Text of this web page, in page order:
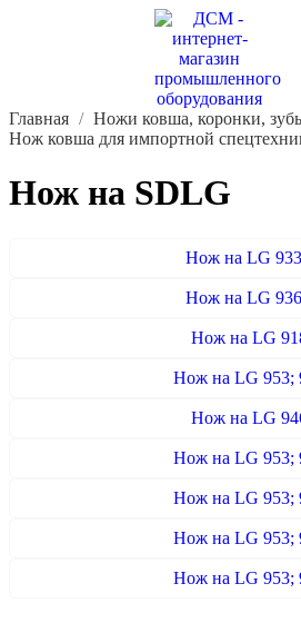
Главная Ножи ковша, коронки,
Нож ковша для импортной
Нож на SDLG
Нож на LG
Нож на LG
Нож на LG
Нож на LG 953;
Нож на LG
Нож на LG 953;
Нож на LG 953;
Нож на LG 953;
Нож на LG 953;